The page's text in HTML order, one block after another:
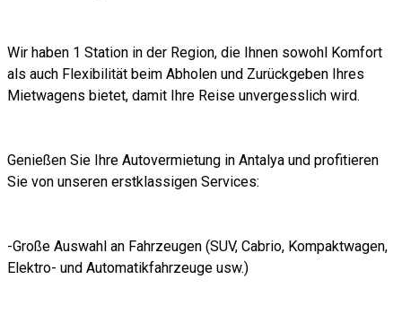
Wir haben 1 Station in der Region, die Ihnen sowohl Komfort
als auch Flexibilität beim Abholen und Zurückgeben Ihres
Mietwagens bietet, damit Ihre Reise unvergesslich wird.
Genießen Sie Ihre Autovermietung in Antalya und profitieren
Sie von unseren erstklassigen Services:
-Große Auswahl an Fahrzeugen (SUV, Cabrio, Kompaktwagen,
Elektro- und Automatikfahrzeuge usw.)